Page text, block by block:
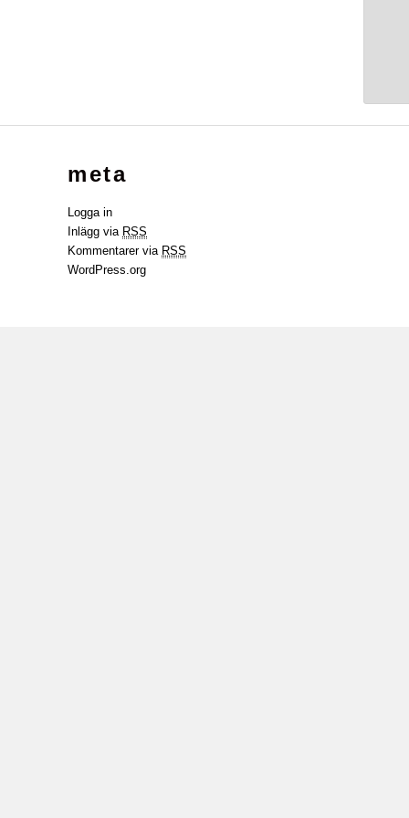
meta
Logga in
Inlägg via RSS
Kommentarer via RSS
WordPress.org